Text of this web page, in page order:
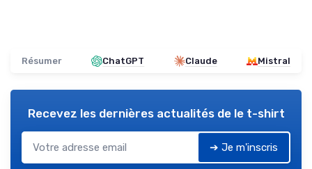
Résumer ChatGPT Claude Mistral
Recevez les dernières actualités de le t-shirt
➔ Je m'inscris